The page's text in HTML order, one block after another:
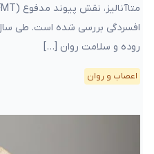
افسردگی بررسی شده است. طی
روده و سلامت روان […]
اعصاب و روان